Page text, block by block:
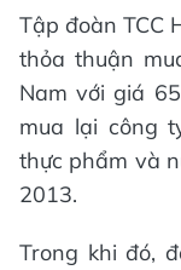
Tập đoàn TCC
thỏa thuận
Nam với giá
mua lại công
thực phẩm và
2013.
Trong khi đó,